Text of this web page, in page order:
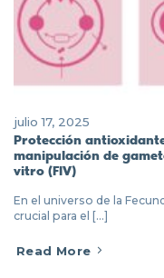
julio 17, 2025
Protección
manipulación de
vitro (FIV)
En el universo de la
crucial para el [...]
Read More